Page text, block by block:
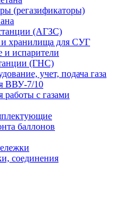
(регазификаторы)
(АГЗС)
и хранилища для СУГ
и испарители
(ГНС)
учет, подача газа
ВВУ-7/10
работы с газами
баллонов
соединения